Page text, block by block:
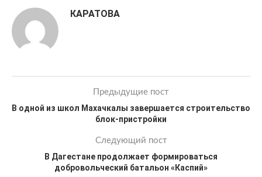
КАРАТОВА
Предыдущие пост
В одной из школ Махачкалы завершается строительство
блок-пристройки
Следующий пост
В Дагестане продолжает формироваться
добровольческий батальон «Каспий»